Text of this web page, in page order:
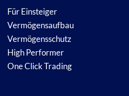
Für Einsteiger
Vermögensaufbau
Vermögensschutz
High Performer
One Click Trading